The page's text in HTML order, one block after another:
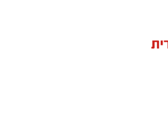
של אביתר בנאי גם היא
כאשר פתיחת השערים תתקיים החל